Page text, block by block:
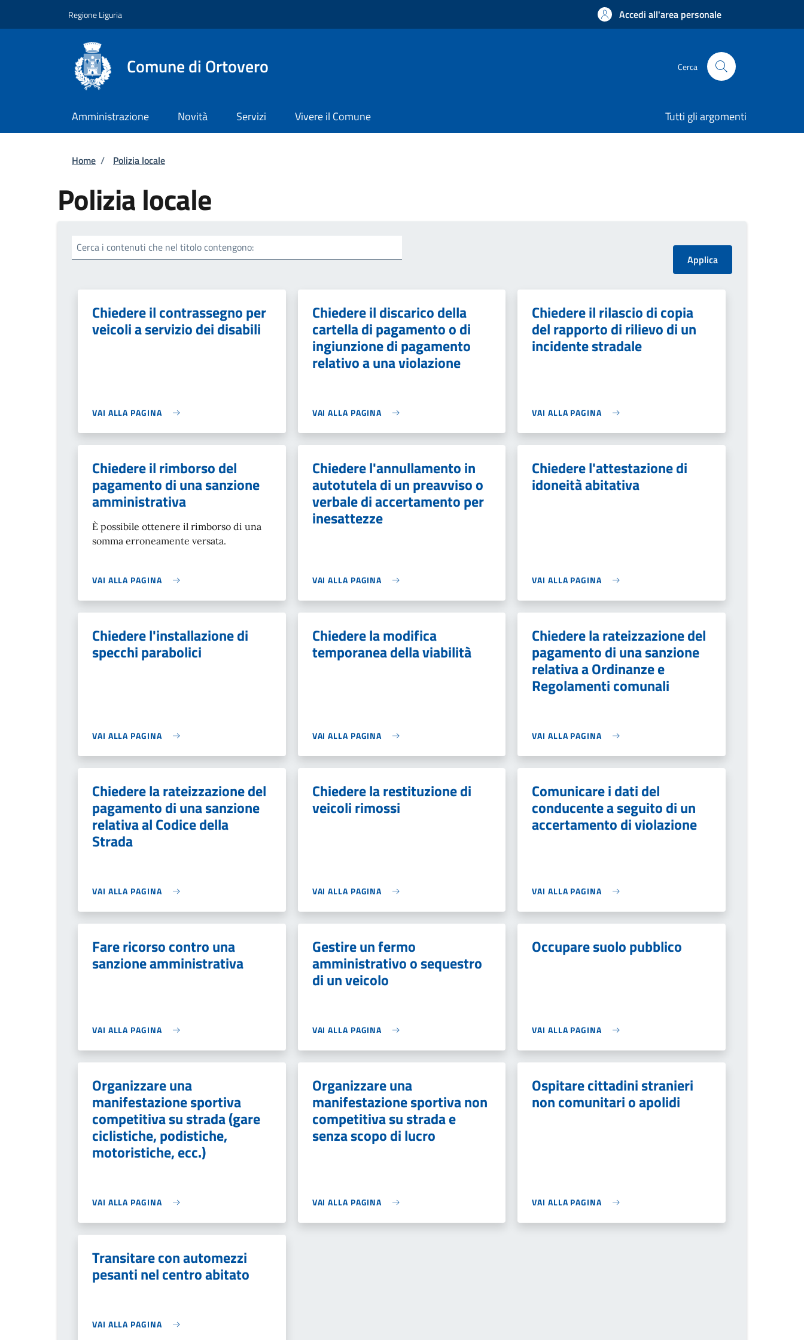
Regione Liguria Accedi all'area personale
Comune di Ortovero Cerca
Amministrazione Novità Servizi Vivere il Comune Tutti gli argomenti
Briciole di pane
Home / Polizia locale
Polizia locale
Cerca i contenuti che nel titolo contengono:
Chiedere il contrassegno per
veicoli a servizio dei disabili
VAI ALLA PAGINA
Chiedere il discarico della
cartella di pagamento o di
ingiunzione di pagamento
relativo a una violazione
VAI ALLA PAGINA
Chiedere il rilascio di copia
del rapporto di rilievo di un
incidente stradale
VAI ALLA PAGINA
Chiedere il rimborso del
pagamento di una sanzione
amministrativa
È possibile ottenere il rimborso di una
somma erroneamente versata.
VAI ALLA PAGINA
Chiedere l'annullamento in
autotutela di un preavviso o
verbale di accertamento per
inesattezze
VAI ALLA PAGINA
Chiedere l'attestazione di
idoneità abitativa
VAI ALLA PAGINA
Chiedere l'installazione di
specchi parabolici
VAI ALLA PAGINA
Chiedere la modifica
temporanea della viabilità
VAI ALLA PAGINA
Chiedere la rateizzazione del
pagamento di una sanzione
relativa a Ordinanze e
Regolamenti comunali
VAI ALLA PAGINA
Chiedere la rateizzazione del
pagamento di una sanzione
relativa al Codice della
Strada
VAI ALLA PAGINA
Chiedere la restituzione di
veicoli rimossi
VAI ALLA PAGINA
Comunicare i dati del
conducente a seguito di un
accertamento di violazione
VAI ALLA PAGINA
Fare ricorso contro una
sanzione amministrativa
VAI ALLA PAGINA
Gestire un fermo
amministrativo o sequestro
di un veicolo
VAI ALLA PAGINA
Occupare suolo pubblico
VAI ALLA PAGINA
Organizzare una
manifestazione sportiva
competitiva su strada (gare
ciclistiche, podistiche,
motoristiche, ecc.)
VAI ALLA PAGINA
Organizzare una
manifestazione sportiva non
competitiva su strada e
senza scopo di lucro
VAI ALLA PAGINA
Ospitare cittadini stranieri
non comunitari o apolidi
VAI ALLA PAGINA
Transitare con automezzi
pesanti nel centro abitato
VAI ALLA PAGINA